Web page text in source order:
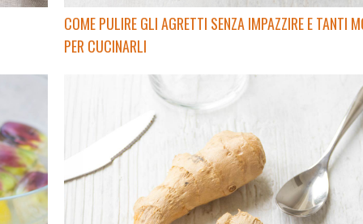
COME PULIRE GLI AGRETTI SENZA IMPAZZIRE E TANTI
PER CUCINARLI